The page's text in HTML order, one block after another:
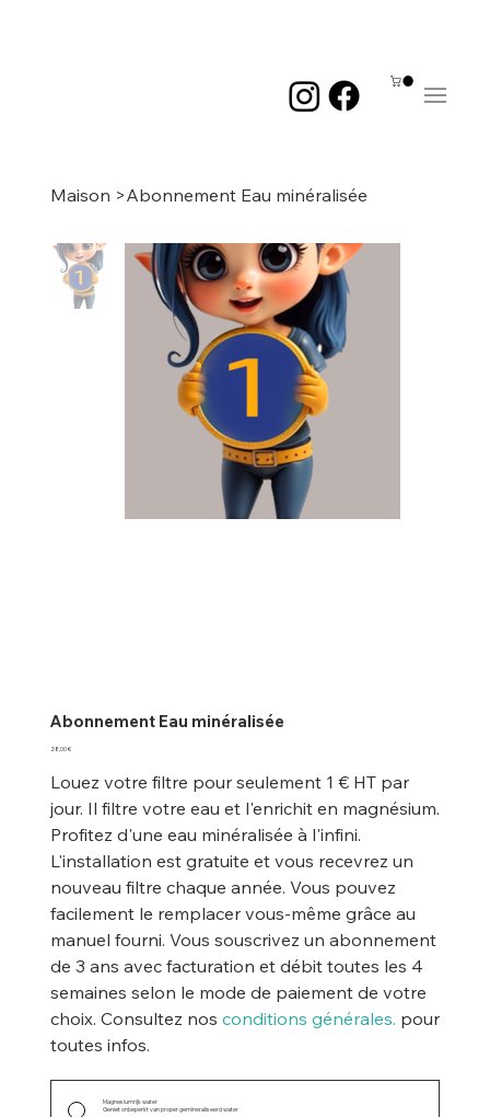
Maison >Abonnement Eau minéralisée
Abonnement Eau minéralisée
Prix
28,00 €
Louez votre filtre pour seulement 1 € HT par
jour. Il filtre votre eau et l'enrichit en magnésium.
Profitez d'une eau minéralisée à l'infini.
L'installation est gratuite et vous recevrez un
nouveau filtre chaque année. Vous pouvez
facilement le remplacer vous-même grâce au
manuel fourni. Vous souscrivez un abonnement
de 3 ans avec facturation et débit toutes les 4
semaines selon le mode de paiement de votre
choix. Consultez nos conditions générales. pour
toutes infos.
Magnesiumrijk water
Geniet onbeperkt van proper gemineraliseerd water